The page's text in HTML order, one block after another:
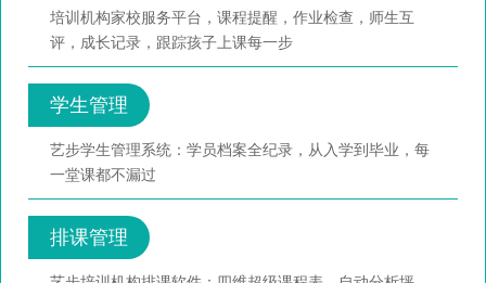
培训机构家校服务平台，课程提醒，作业检查，师生互
评，成长记录，跟踪孩子上课每一步
学生管理
艺步学生管理系统：学员档案全纪录，从入学到毕业，每
一堂课都不漏过
排课管理